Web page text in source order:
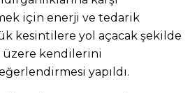
için enerji ve tedarik
kesintilere yol açacak şekilde
üzere kendilerini
yapıldı.